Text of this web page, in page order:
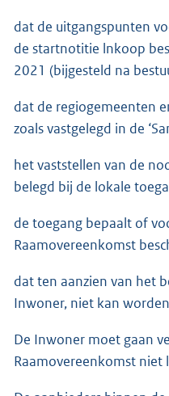
dat de uitgangspunten
de startnotitie lnkoop
2021 (bijgesteld na
dat de regiogemeenten
zoals vastgelegd in de
het vaststellen van de
belegd bij de lokale
de toegang bepaalt of
Raamovereenkomst
dat ten aanzien van het
Inwoner, niet kan
De Inwoner moet gaan
Raamovereenkomst